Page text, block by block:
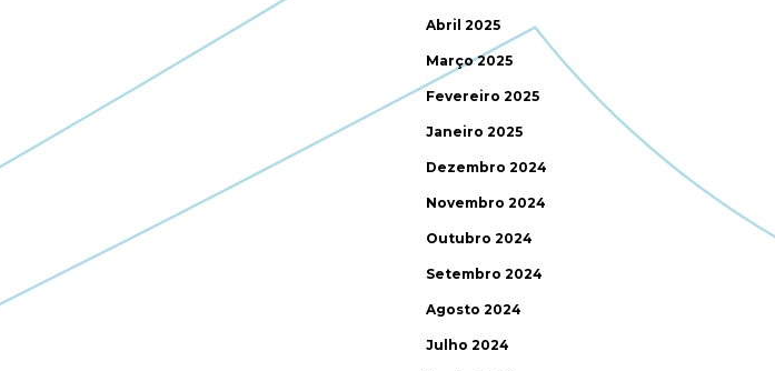
Abril 2025
Março 2025
Fevereiro 2025
Janeiro 2025
Dezembro 2024
Novembro 2024
Outubro 2024
Setembro 2024
Agosto 2024
Julho 2024